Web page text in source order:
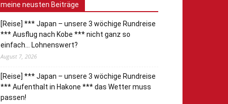
meine neusten Beiträge
[Reise] *** Japan – unsere 3 wöchige Rundreise
*** Ausflug nach Kobe *** nicht ganz so
einfach… Lohnenswert?
August 7, 2026
[Reise] *** Japan – unsere 3 wöchige Rundreise
*** Aufenthalt in Hakone *** das Wetter muss
passen!